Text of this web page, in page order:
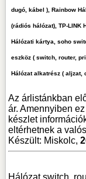
dugó, kábel ), Rainbow
(rádiós hálózat), TP-LINK
Hálózati kártya, soho
eszköz ( switch, router,
Hálózat alkatrész ( aljzat,
Az árlistánkban
ár. Amennyiben
készlet
eltérhetnek a
Készült: Miskolc,
Hálózat switch,